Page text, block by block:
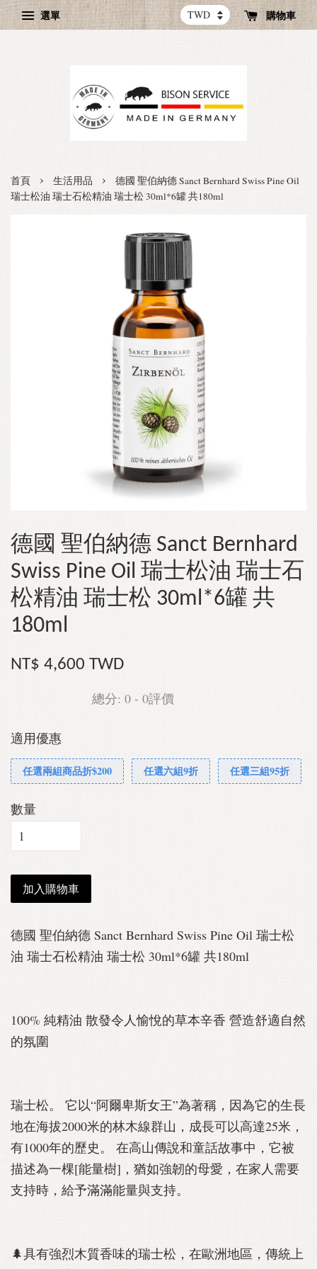
選單 購物車
首頁 › 生活用品 ›
德國 聖伯納德 Sanct Bernhard Swiss Pine Oil
瑞士松油 瑞士石松精油 瑞士松 30ml*6罐 共180ml
德國 聖伯納德 Sanct Bernhard
Swiss Pine Oil 瑞士松油 瑞士石
松精油 瑞士松 30ml*6罐 共
180ml
NT$ 4,600 TWD
總分: 0 - 0評價
適用優惠
任選兩組商品折$200 任選六組9折 任選三組95折
數量
加入購物車
德國 聖伯納德 Sanct Bernhard Swiss Pine Oil 瑞士松
油 瑞士石松精油 瑞士松 30ml*6罐 共180ml
100% 純精油 散發令人愉悅的草本辛香 營造舒適自然
的氛圍
瑞士松。 它以“阿爾卑斯女王”為著稱，因為它的生長
地在海拔2000米的林木線群山，成長可以高達25米，
有1000年的歷史。 在高山傳說和童話故事中，它被
描述為一棵[能量樹]，猶如強韌的母愛，在家人需要
支持時，給予滿滿能量與支持。 ⁠
🌲具有強烈木質香味的瑞士松，在歐洲地區，傳統上